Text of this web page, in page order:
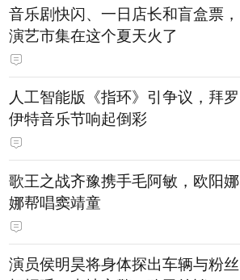
音乐剧快闪、一日店长和盲盒票，
演艺市集在这个夏天火了
人工智能版《指环》引争议，拜罗
伊特音乐节响起倒彩
歌王之战齐豫携手毛阿敏，欧阳娜
娜帮唱窦靖童
演员侯明昊将身体探出车辆与粉丝